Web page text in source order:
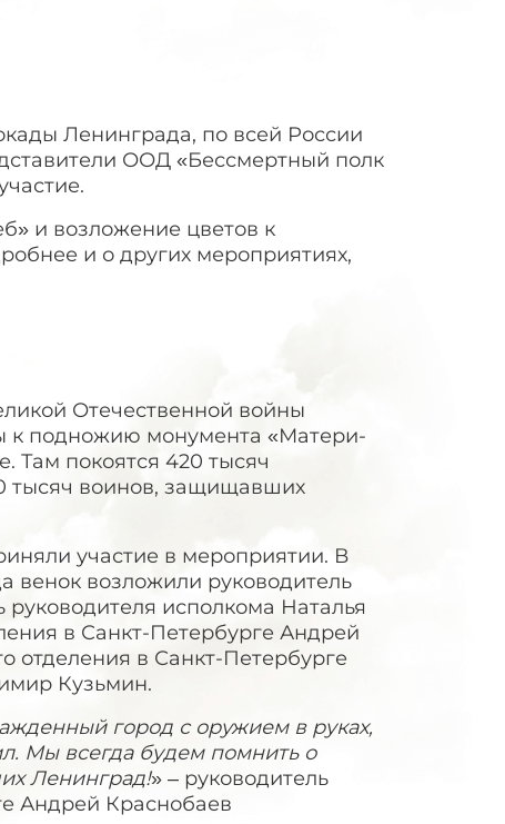
Ленинграда, по всей России
ООД «Бессмертный полк
и возложение цветов к
и о других мероприятиях,
Отечественной войны
к подножию монумента «Матери-
покоятся 420 тысяч
тысяч воинов, защищавших
участие в мероприятии. В
венок возложили руководитель
исполкома Наталья
в Санкт-Петербурге Андрей
отделения в Санкт-Петербурге
Кузьмин.
город с оружием в руках,
Мы всегда будем помнить о
Ленинград!» – руководитель
Андрей Краснобаев